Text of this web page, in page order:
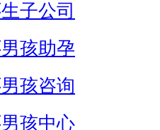
子公司
孩助孕
孩咨询
孩中心